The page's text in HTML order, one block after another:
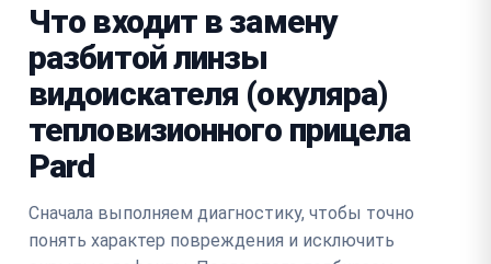
Что входит в замену
разбитой линзы
видоискателя (окуляра)
тепловизионного прицела
Pard
Сначала выполняем диагностику, чтобы точно
понять характер повреждения и исключить